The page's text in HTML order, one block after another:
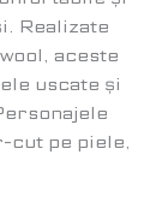
Realizate
aceste
uscate și
cut pe piele,